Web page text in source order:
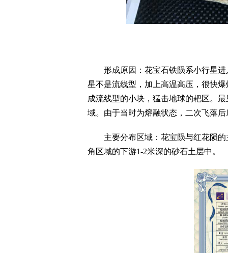
形成原因：花宝石铁陨系小行星进
星不是流线型，加上高温高压，很快
成流线型的小块，猛击地球的耙区。
域。由于当时为熔融状态，二次飞落
主要分布区域：花宝陨与红花陨的
角区域的下游1-2米深的砂石土层中。